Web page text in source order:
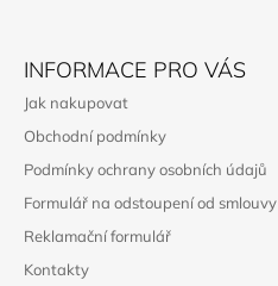
INFORMACE PRO VÁS
Jak nakupovat
Obchodní podmínky
Podmínky ochrany osobních údajů
Formulář na odstoupení od smlouvy
Reklamační formulář
Kontakty